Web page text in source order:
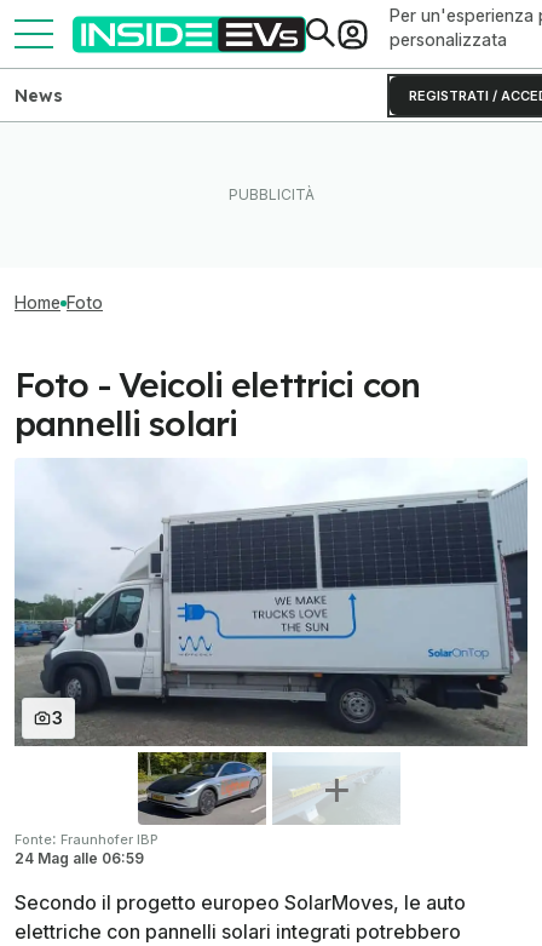
Per un'esperienza
personalizzata
REGISTRATI /
News
Home Foto
Foto - Veicoli elettrici con
pannelli solari
3
Fonte: Fraunhofer IBP
24 Mag alle 06:59
Secondo il progetto europeo SolarMoves, le auto
elettriche con pannelli solari integrati potrebbero